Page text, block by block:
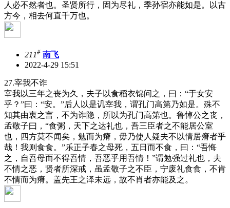
人必不然者也。圣贤所行，固为尽礼，季孙宿亦能如是。以古
方今，相去何直千万也。
211# 南飞
2022-4-29 15:51
27.宰我不诈
宰我以三年之丧为久，夫子以食稻衣锦问之，曰：“于女安
乎？”曰：“安。”后人以是讥宰我，谓孔门高第乃如是。殊不
知其由衷之言，不为诈隐，所以为孔门高第也。鲁悼公之丧，
孟敬子曰，“食粥，天下之达礼也，吾三臣者之不能居公室
也，四方莫不闻矣，勉而为瘠，毋乃使人疑夫不以情居瘠者乎
哉！我则食食。”乐正子春之母死，五日而不食，曰：“吾悔
之，自吾母而不得吾情，吾恶乎用吾情！”谓勉强过礼也，夫
不情之恶，贤者所深戒，虽孟敬子之不臣，宁废礼食食，不肯
不情而为瘠。盖先王之泽未远，故不肖者亦能及之。